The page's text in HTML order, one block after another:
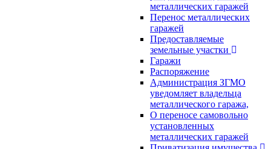
металлических гаражей
Перенос металлических
гаражей
Предоставляемые
земельные участки
Гаражи
Распоряжение
Администрация ЗГМО
уведомляет владельца
металлического гаража,
О переносе самовольно
установленных
металлических гаражей